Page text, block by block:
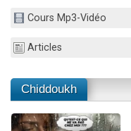
Cours Mp3-Vidéo
Articles
Chiddoukh